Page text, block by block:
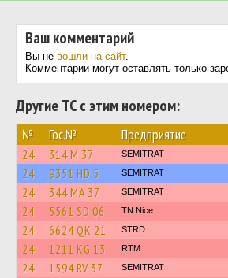
Ваш комментарий
Вы не вошли на сайт.
Комментарии могут оставлять только
Другие ТС с этим номером:
№ Гос.№ Предприятие
24 314 M 37 SEMITRAT
24 9351 HD 5 SEMITRAT
24 344 MA 37 SEMITRAT
24 5561 SD 06 TN Nice
24 6624 QK 21 STRD
24 1211 KG 13 RTM
24 1594 RV 37 SEMITRAT